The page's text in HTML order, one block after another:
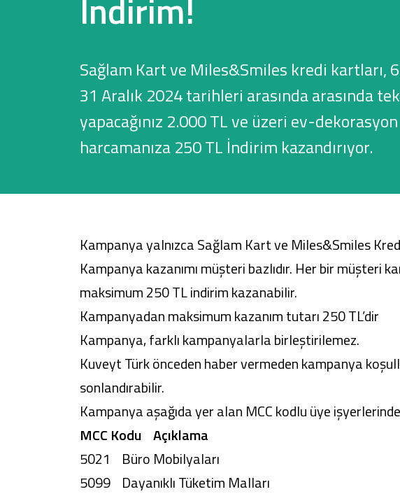
Sağlam Kart
Araç Finansmanı
Konut Finansmanı
Ticari
Leasing
Sağlam Kart ve Miles&Smiles kredi kartları,
31 Aralık 2024 tarihleri arasında arasında
yapacağınız 2.000 TL ve üzeri ev-dekorasyon
harcamanıza 250 TL İndirim kazandırıyor.
Kampanya yalnızca Sağlam Kart ve Miles&Smiles
Kampanya kazanımı müşteri bazlıdır. Her bir müşteri
maksimum 250 TL indirim kazanabilir.
Kampanyadan maksimum kazanım tutarı 250 TL’dir
Kampanya, farklı kampanyalarla birleştirilemez.
Kuveyt Türk önceden haber vermeden kampanya
sonlandırabilir.
Kampanya aşağıda yer alan MCC kodlu üye
MCC Kodu Açıklama
5021 Büro Mobilyaları
5099 Dayanıklı Tüketim Malları